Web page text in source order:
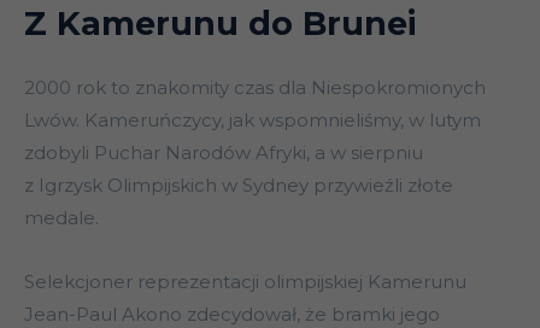
Z Kamerunu do Brunei
2000 rok to znakomity czas dla Niespokromionych
Lwów. Kameruńczycy, jak wspomnieliśmy, w lutym
zdobyli Puchar Narodów Afryki, a w sierpniu
z Igrzysk Olimpijskich w Sydney przywieźli złote
medale.
Selekcjoner reprezentacji olimpijskiej Kamerunu
Jean-Paul Akono zdecydował, że bramki jego